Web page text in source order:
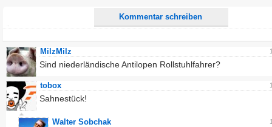
Kommentar schreiben
MilzMilz
Sind niederländische Antilopen Rollstuhlfahrer?
tobox
Sahnestück!
Walter Sobchak